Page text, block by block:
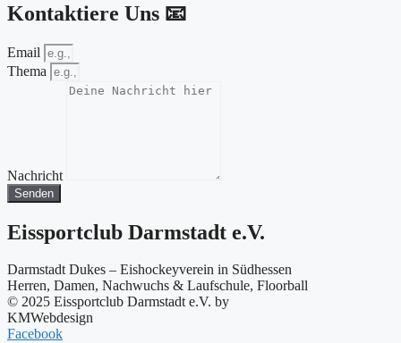
Kontaktiere Uns 📧
Email
Thema
Nachricht
Senden
Eissportclub Darmstadt e.V.
Darmstadt Dukes – Eishockeyverein in Südhessen
Herren, Damen, Nachwuchs & Laufschule, Floorball
© 2025 Eissportclub Darmstadt e.V. by
KMWebdesign
Facebook